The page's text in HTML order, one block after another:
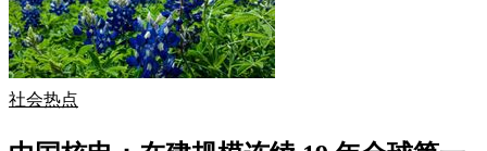
社会热点